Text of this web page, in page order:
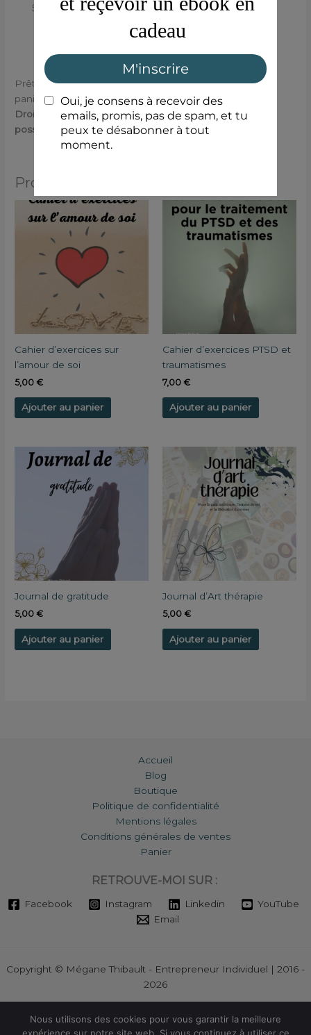
Reviens-y chaque jour, même 3 lignes, c’est déjà
Prêt à faire ce petit pas vers toi-même ?Ajoute au
panieret commence dès aujourd’hui.
Droits : Usage personnel uniquement, pas de revente
possible
Produits similaires
Cahier d’exercices sur
l’amour de soi
5,00€
Ajouter au panier
Cahier d’exercices PTSD et
traumatismes
7,00 €
Ajouter au panier
Journal de gratitude
5,00€
Ajouter au panier
Journal d’Art thérapie
5,00 €
Ajouter au panier
Accueil
Blog
Boutique
Politique de confidentialité
Mentions légales
Conditions générales de ventes
Panier
RETROUVE-MOI SUR :
Facebook Instagram Linkedin
YouTube
Email
Copyright © Mégane Thibault - Entrepreneur Individuel | 2016 -
2026
FacebookTM Inc. De plus, ce site n'est en aucun cas approuvé par
Nous utilisons des cookies pour vous garantir la meilleure